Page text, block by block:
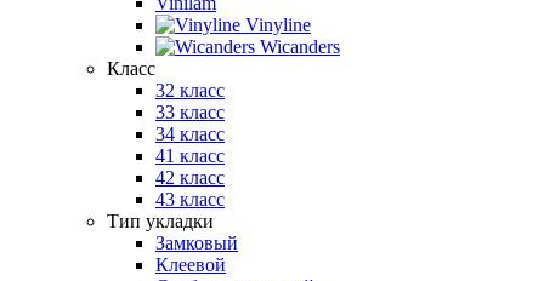
Vinyline
Wicanders
Класс
32 класс
33 класс
34 класс
41 класс
42 класс
43 класс
Тип укладки
Замковый
Клеевой